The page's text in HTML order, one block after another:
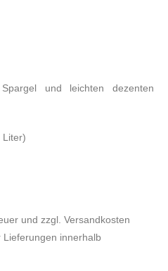
und leichten dezenten
Liter)
und zzgl. Versandkosten
Lieferungen innerhalb